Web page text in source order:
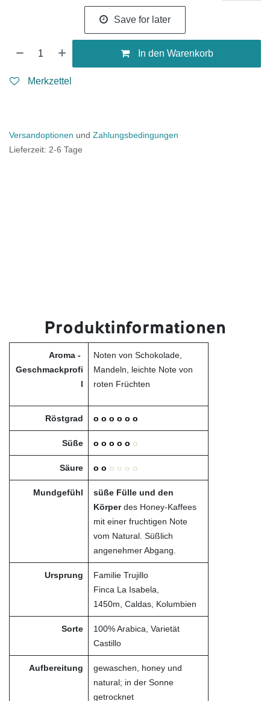
Save for later
In den Warenkorb
Merkzettel
Versandoptionen und Zahlungsbedingungen
Lieferzeit: 2-6 Tage
Produktinformationen
Aroma -
Geschmackprofi
l
Noten von Schokolade,
Mandeln, leichte Note von
roten Früchten
Röstgrad o o o o o o
Süße o o o o o o
Säure o o o o o o
Mundgefühl
süße Fülle und den
Körperdes Honey-Kaffees
mit einer fruchtigen Note
vom Natural. Süßlich
angenehmer Abgang.
Ursprung
Familie Trujillo
Finca La Isabela,
1450m, Caldas, Kolumbien
Sorte
100% Arabica, Varietät
Castillo
Aufbereitung
gewaschen, honey und
natural; in der Sonne
getrocknet